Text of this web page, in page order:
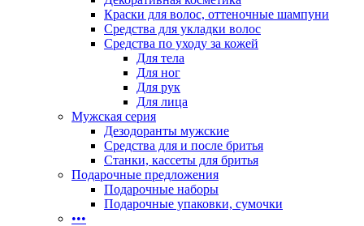
Краски для волос, оттеночные шампуни
Средства для укладки волос
Средства по уходу за кожей
Для тела
Для ног
Для рук
Для лица
Мужская серия
Дезодоранты мужские
Средства для и после бритья
Станки, кассеты для бритья
Подарочные предложения
Подарочные наборы
Подарочные упаковки, сумочки
•••